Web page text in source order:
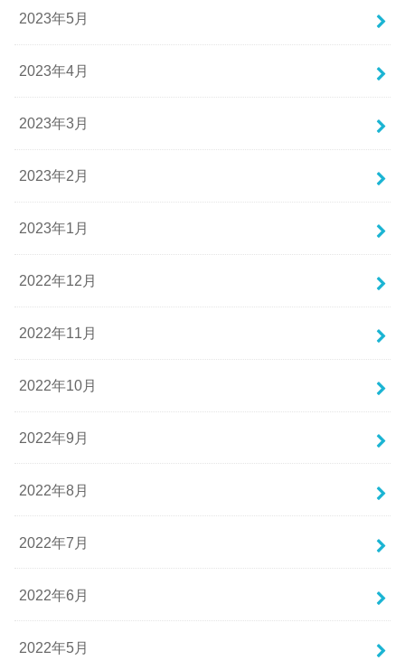
2023年5月
2023年4月
2023年3月
2023年2月
2023年1月
2022年12月
2022年11月
2022年10月
2022年9月
2022年8月
2022年7月
2022年6月
2022年5月